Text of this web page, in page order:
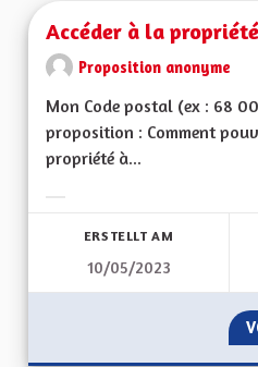
Accéder à la propriété
Proposition anonyme
Mon Code postal (ex : 68
proposition : Comment
propriété à...
ERSTELLT AM
10/05/2023